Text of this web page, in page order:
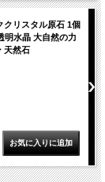
クリスタル原石 1個
明水晶 大自然の力
天然石